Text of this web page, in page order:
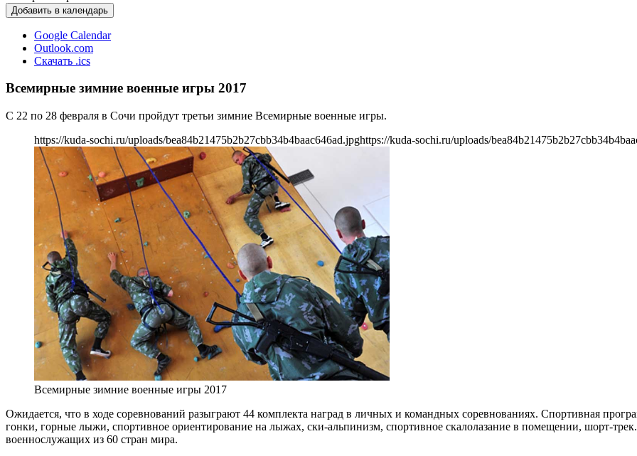
Добавить в календарь
Google Calendar
Outlook.com
Скачать .ics
Всемирные зимние военные игры 2017
С 22 по 28 февраля в Сочи пройдут третьи зимние Всемирные военные игры.
https://kuda-sochi.ru/uploads/bea84b21475b2b27cbb34b4baac646ad.jpghttps://kuda-sochi.ru/uploads/
Всемирные зимние военные игры 2017
Ожидается, что в ходе соревнований разыграют 44 комплекта наград в личных и командных соревнованиях. Спортивная
гонки, горные лыжи, спортивное ориентирование на лыжах, ски-альпинизм, спортивное скалолазание в помещении, шорт-
военнослужащих из 60 стран мира.